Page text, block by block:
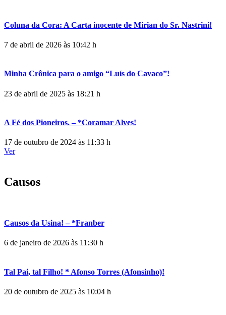
Coluna da Cora: A Carta inocente de Mirian do Sr. Nastrini!
7 de abril de 2026 às 10:42 h
Minha Crônica para o amigo “Luís do Cavaco”!
23 de abril de 2025 às 18:21 h
A Fé dos Pioneiros. – *Coramar Alves!
17 de outubro de 2024 às 11:33 h
Ver
Causos
Causos da Usina! – *Franber
6 de janeiro de 2026 às 11:30 h
Tal Pai, tal Filho! * Afonso Torres (Afonsinho)!
20 de outubro de 2025 às 10:04 h